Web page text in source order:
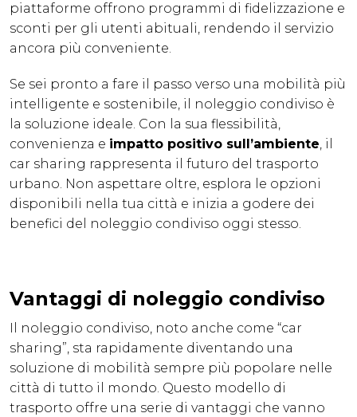
piattaforme offrono programmi di fidelizzazione e
sconti per gli utenti abituali, rendendo il servizio
ancora più conveniente.
Se sei pronto a fare il passo verso una mobilità più
intelligente e sostenibile, il noleggio condiviso è
la soluzione ideale. Con la sua flessibilità,
convenienza e impatto positivo sull’ambiente, il
car sharing rappresenta il futuro del trasporto
urbano. Non aspettare oltre, esplora le opzioni
disponibili nella tua città e inizia a godere dei
benefici del noleggio condiviso oggi stesso.
Vantaggi di noleggio condiviso
Il noleggio condiviso, noto anche come “car
sharing”, sta rapidamente diventando una
soluzione di mobilità sempre più popolare nelle
città di tutto il mondo. Questo modello di
trasporto offre una serie di vantaggi che vanno